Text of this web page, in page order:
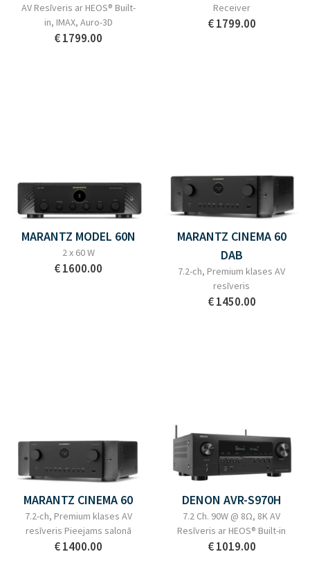
AV Resīveris ar HEOS® Built-
in, IMAX, Auro-3D
€ 1799.00
Receiver
€ 1799.00
MARANTZ MODEL 60N
2 x 60 W
€ 1600.00
MARANTZ CINEMA 60
DAB
7.2-ch, Premium klases AV
resīveris
€ 1450.00
MARANTZ CINEMA 60
7.2-ch, Premium klases AV
resīveris Pieejams salonā
€ 1400.00
DENON AVR-S970H
7.2 Ch. 90W @ 8Ω, 8K AV
Resīveris ar HEOS® Built-in
€ 1019.00